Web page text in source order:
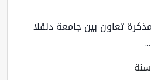
بين جامعة دنقلا